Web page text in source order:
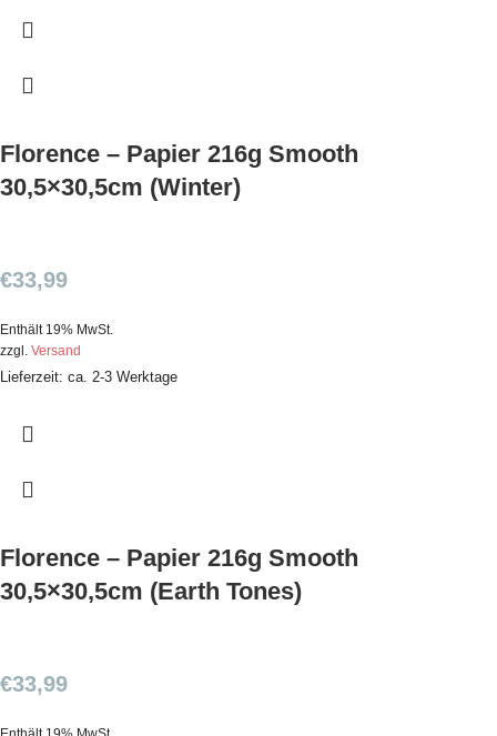
Florence – Papier 216g Smooth
30,5×30,5cm (Winter)
€33,99
Enthält 19% MwSt.
zzgl. Versand
Lieferzeit: ca. 2-3 Werktage
Florence – Papier 216g Smooth
30,5×30,5cm (Earth Tones)
€33,99